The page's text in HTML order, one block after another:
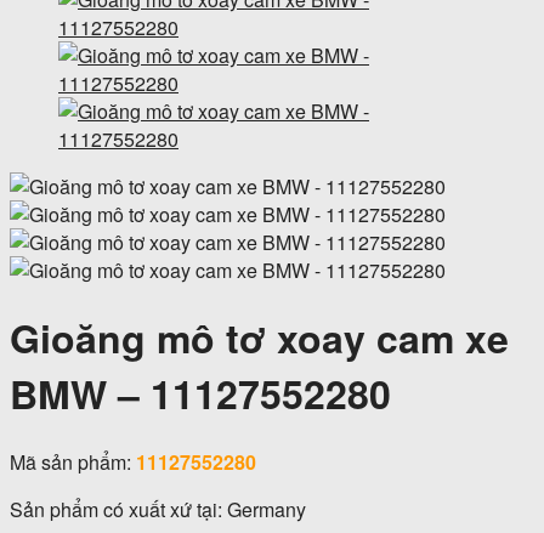
Gioăng mô tơ xoay cam xe
BMW – 11127552280
Mã sản phẩm: 11127552280
Sản phẩm có xuất xứ tại: Germany